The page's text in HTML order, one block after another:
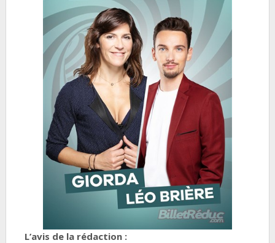
L’avis de la rédaction :